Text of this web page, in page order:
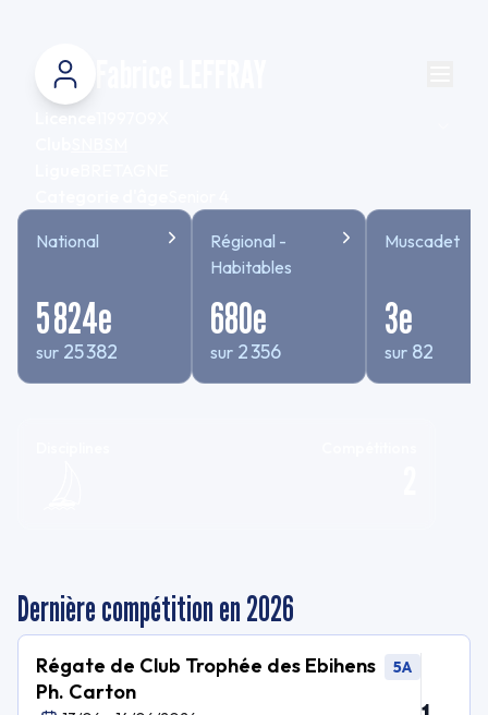
National
5 824e
sur 25 382
Régional -
Habitables
680e
sur 2 356
Muscadet
3e
sur 82
Dernière compétition en 2026
Régate de Club Trophée des Ebihens
Ph. Carton
5A